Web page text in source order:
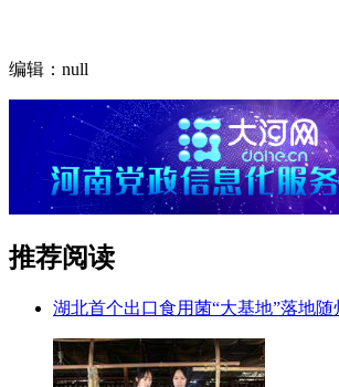
编辑：null
推荐阅读
湖北首个出口食用菌“大基地”落地随